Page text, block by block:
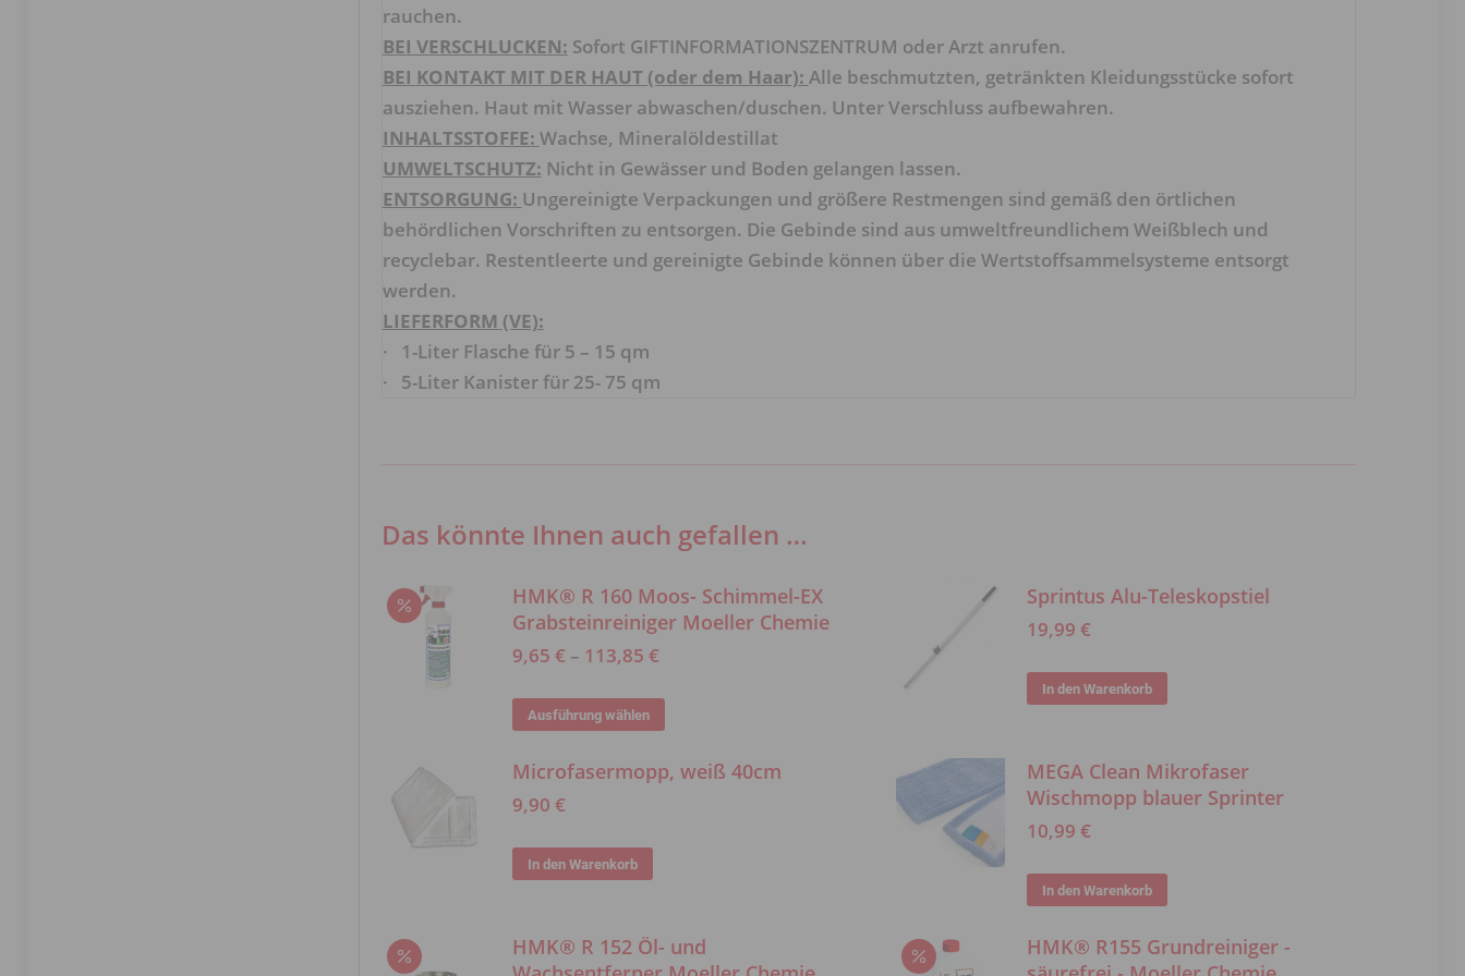
rauchen.
BEI VERSCHLUCKEN: Sofort GIFTINFORMATIONSZENTRUM oder Arzt anrufen.
BEI KONTAKT MIT DER HAUT (oder dem Haar): Alle beschmutzten, getränkten Kleidungsstücke sofort
ausziehen. Haut mit Wasser abwaschen/duschen. Unter Verschluss aufbewahren.
INHALTSSTOFFE: Wachse, Mineralöldestillat
UMWELTSCHUTZ: Nicht in Gewässer und Boden gelangen lassen.
ENTSORGUNG: Ungereinigte Verpackungen und größere Restmengen sind gemäß den örtlichen
behördlichen Vorschriften zu entsorgen. Die Gebinde sind aus umweltfreundlichem Weißblech und
recyclebar. Restentleerte und gereinigte Gebinde können über die Wertstoffsammelsysteme entsorgt
werden.
LIEFERFORM (VE):
· 1-Liter Flasche für 5 – 15 qm
· 5-Liter Kanister für 25- 75 qm
Das könnte Ihnen auch gefallen …
HMK® R 160 Moos- Schimmel-EX
Grabsteinreiniger Moeller Chemie
9,65 € – 113,85 €
Ausführung wählen
weist
können
Sprintus Alu-Teleskopstiel
19,99€
In den Warenkorb
Microfasermopp, weiß 40cm
9,90 €
In den Warenkorb
MEGA Clean Mikrofaser
Wischmopp blauer Sprinter
10,99€
In den Warenkorb
HMK® R 152 Öl- und
HMK® R155 Grundreiniger -